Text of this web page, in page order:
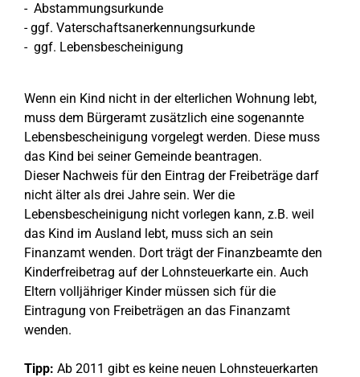
- Abstammungsurkunde
- ggf. Vaterschaftsanerkennungsurkunde
- ggf. Lebensbescheinigung
Wenn ein Kind nicht in der elterlichen Wohnung lebt,
muss dem Bürgeramt zusätzlich eine sogenannte
Lebensbescheinigung vorgelegt werden. Diese muss
das Kind bei seiner Gemeinde beantragen.
Dieser Nachweis für den Eintrag der Freibeträge darf
nicht älter als drei Jahre sein. Wer die
Lebensbescheinigung nicht vorlegen kann, z.B. weil
das Kind im Ausland lebt, muss sich an sein
Finanzamt wenden. Dort trägt der Finanzbeamte den
Kinderfreibetrag auf der Lohnsteuerkarte ein. Auch
Eltern volljähriger Kinder müssen sich für die
Eintragung von Freibeträgen an das Finanzamt
wenden.
Tipp: Ab 2011 gibt es keine neuen Lohnsteuerkarten